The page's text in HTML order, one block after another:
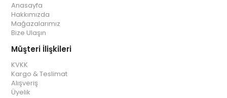
Anasayfa
Hakkımızda
Mağazalarımız
Bize Ulaşın
Müşteri İlişkileri
KVKK
Kargo & Teslimat
Alışveriş
Üyelik